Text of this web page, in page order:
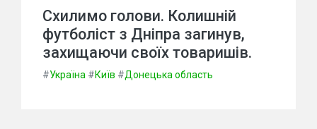
Схилимо голови. Колишній
футболіст з Дніпра загинув,
захищаючи своїх товаришів.
#Україна #Київ #Донецька область